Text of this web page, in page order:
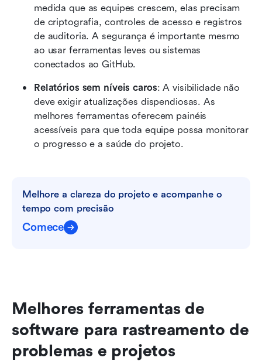
medida que as equipes crescem, elas precisam
de criptografia, controles de acesso e registros
de auditoria. A segurança é importante mesmo
ao usar ferramentas leves ou sistemas
conectados ao GitHub.
Relatórios sem níveis caros: A visibilidade não
deve exigir atualizações dispendiosas. As
melhores ferramentas oferecem painéis
acessíveis para que toda equipe possa monitorar
o progresso e a saúde do projeto.
Melhore a clareza do projeto e acompanhe o
tempo com precisão
Comece
Melhores ferramentas de
software para rastreamento de
problemas e projetos